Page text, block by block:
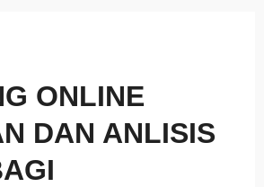
ONLINE
DAN ANLISIS